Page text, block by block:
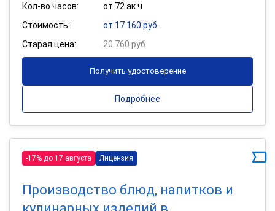
Кол-во часов:
от 72 ак.ч
Стоимость:
от 17 160 руб.
Старая цена:
20 760 руб.
Получить удостоверение
Подробнее
-17% до 17 августа Лицензия
Производство блюд, напитков и